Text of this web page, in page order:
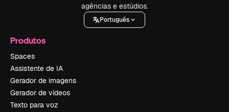
agências e estúdios.
Português
Produtos
Spaces
Assistente de IA
Gerador de imagens
Gerador de vídeos
Texto para voz